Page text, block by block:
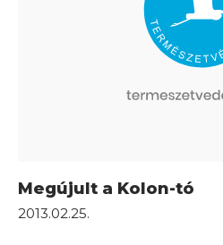
Megújult a Kolon-tó
2013.02.25.